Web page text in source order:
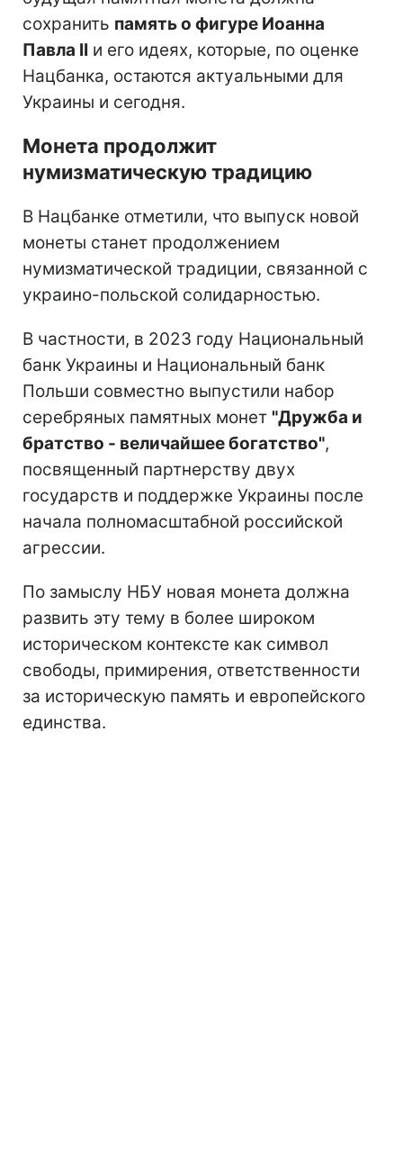
сохранить память о фигуре Иоанна
Павла II и его идеях, которые, по оценке
Нацбанка, остаются актуальными для
Украины и сегодня.
Монета продолжит
нумизматическую традицию
В Нацбанке отметили, что выпуск новой
монеты станет продолжением
нумизматической традиции, связанной с
украино-польской солидарностью.
В частности, в 2023 году Национальный
банк Украины и Национальный банк
Польши совместно выпустили набор
серебряных памятных монет "Дружба и
братство - величайшее богатство",
посвященный партнерству двух
государств и поддержке Украины после
начала полномасштабной российской
агрессии.
По замыслу НБУ новая монета должна
развить эту тему в более широком
историческом контексте как символ
свободы, примирения, ответственности
за историческую память и европейского
единства.